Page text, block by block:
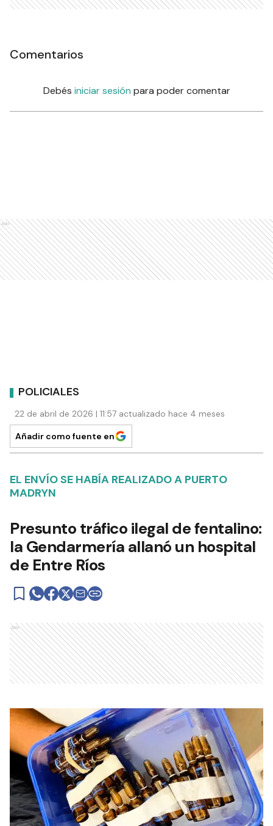
Comentarios
Debés iniciar sesión para poder comentar
Ads
POLICIALES
22 de abril de 2026 | 11:57 actualizado hace 4 meses
Añadir como fuente en
EL ENVÍO SE HABÍA REALIZADO A PUERTO
MADRYN
Presunto tráfico ilegal de fentalino:
la Gendarmería allanó un hospital
de Entre Ríos
Ads